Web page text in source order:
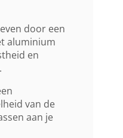
door een
aluminium
en
van de
aan je